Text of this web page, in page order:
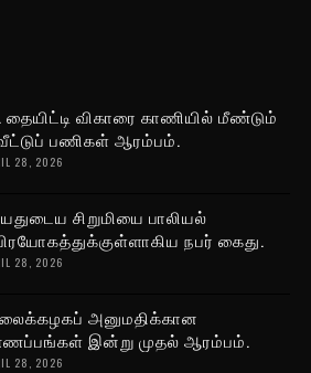
தையிட்டி விகாரை காணியில் மீண்டும்
பணிகள் ஆரம்பம்.
28, 2026
சிறுமியை பாலியல்
நபர் கைது.
28, 2026
அனுமதிக்கான
இன்று முதல் ஆரம்பம்.
28, 2026